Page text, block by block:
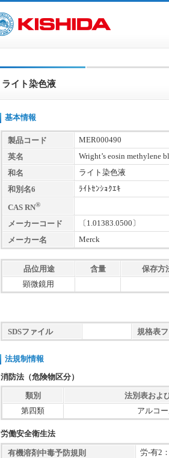
ライト染色液
基本情報
製品コード
MER000490
英名
Wright’s eosin methylene
和名
ライト染色液
和別名6
ﾗｲﾄｾﾝｼｮｸｴｷ
CAS RN®
メーカーコード
〔1.01383.0500〕
メーカー名
Merck
品位用途 含量
保存方
顕微鏡用
SDSファイル 規格表
法規制情報
消防法（危険物区分）
類別
法別表およ
第四類
アルコ
労働安全衛生法
有機溶剤中毒予防規則
労-有2